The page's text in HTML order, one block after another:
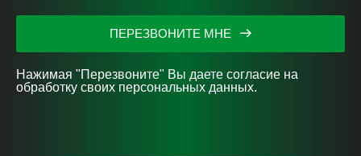
ПЕРЕЗВОНИТЕ МНЕ
Нажимая "Перезвоните" Вы даете согласие на
обработку своих персональных данных.